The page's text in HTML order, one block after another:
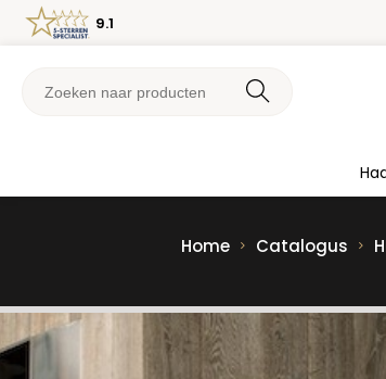
9.1
Home Catalogus